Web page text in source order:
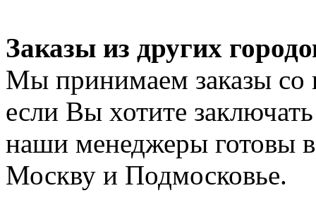
Заказы из других
Мы принимаем заказы со
если Вы хотите
наши менеджеры готовы
Москву и Подмосковье.